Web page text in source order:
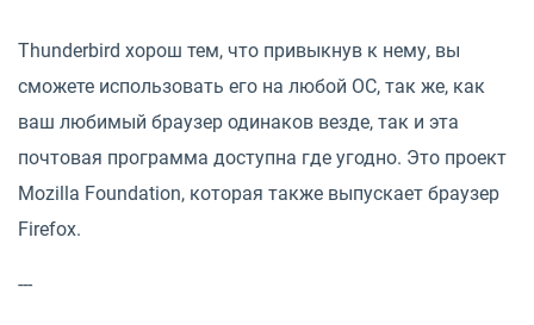
Thunderbird хорош тем, что привыкнув к нему, вы
сможете использовать его на любой ОС, так же, как
ваш любимый браузер одинаков везде, так и эта
почтовая программа доступна где угодно. Это проект
Mozilla Foundation, которая также выпускает браузер
Firefox.
---